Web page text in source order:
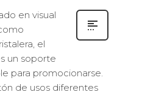
en visual
el
un soporte
para promocionarse.
de usos diferentes